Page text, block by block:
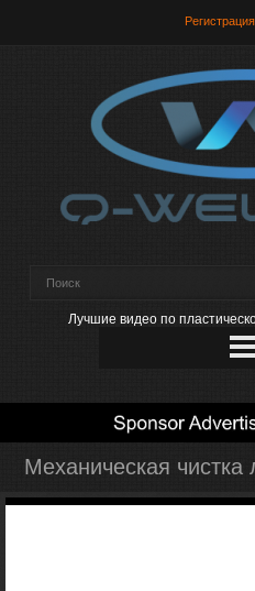
Регистрация
Лучшие видео по
Механическая чистка